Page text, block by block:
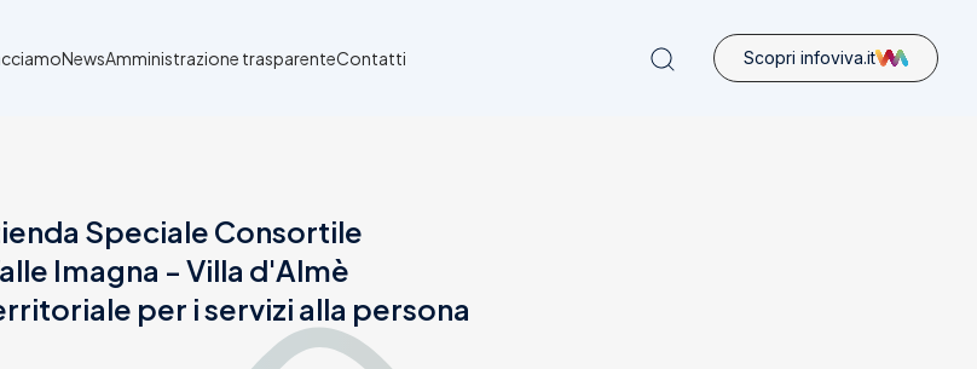
NewsAmministrazione trasparenteContatti Scopri infoviva.it
Speciale Consortile
Imagna - Villa d'Almè
per i servizi alla persona